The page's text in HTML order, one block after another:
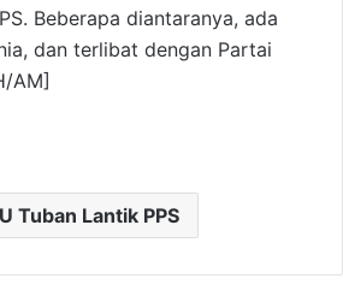
Beberapa diantaranya, ada
dan terlibat dengan Partai
AM]
Tuban Lantik PPS